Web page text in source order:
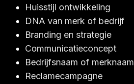
Huisstijl ontwikkeling
DNA van merk of bedrijf
Branding en strategie
Communicatieconcept
Bedrijfsnaam of merknaam
Reclamecampagne